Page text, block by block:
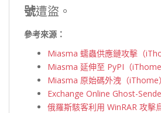
號遭盜。
參考來源：
Miasma 蠕蟲供應鏈攻擊（
Miasma 延伸至 PyPI（iThome
Miasma 原始碼外洩（iThome）
Exchange Online Ghost-
俄羅斯駭客利用 WinRAR 攻擊